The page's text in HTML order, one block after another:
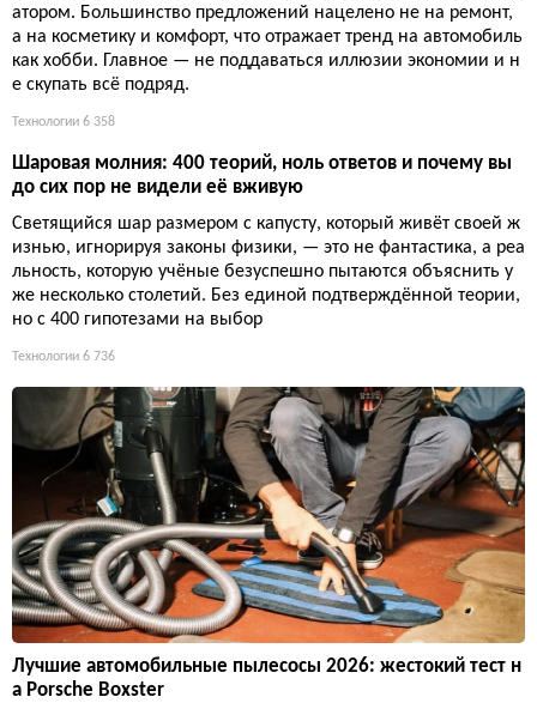
атором. Большинство предложений нацелено не на ремонт,
а на косметику и комфорт, что отражает тренд на автомобиль
как хобби. Главное — не поддаваться иллюзии экономии и н
е скупать всё подряд.
Технологии 6 358
Шаровая молния: 400 теорий, ноль ответов и почему вы
до сих пор не видели её вживую
Светящийся шар размером с капусту, который живёт своей ж
изнью, игнорируя законы физики, — это не фантастика, а реа
льность, которую учёные безуспешно пытаются объяснить у
же несколько столетий. Без единой подтверждённой теории,
но с 400 гипотезами на выбор
Технологии 6 736
Лучшие автомобильные пылесосы 2026: жестокий тест н
а Porsche Boxster